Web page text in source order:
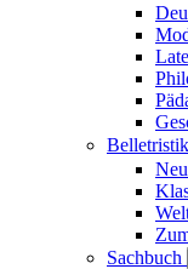
Belletristik
Sachbuch